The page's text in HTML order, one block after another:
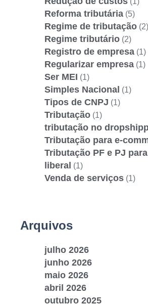
Reforma tributária (5)
Regime de tributação (2)
Regime tributário (2)
Registro de empresa (1)
Regularizar empresa (1)
Ser MEI (1)
Simples Nacional (1)
Tipos de CNPJ (1)
Tributação (1)
tributação no
Tributação para e-
Tributação PF e PJ
liberal (1)
Venda de serviços (1)
Arquivos
julho 2026
junho 2026
maio 2026
abril 2026
outubro 2025